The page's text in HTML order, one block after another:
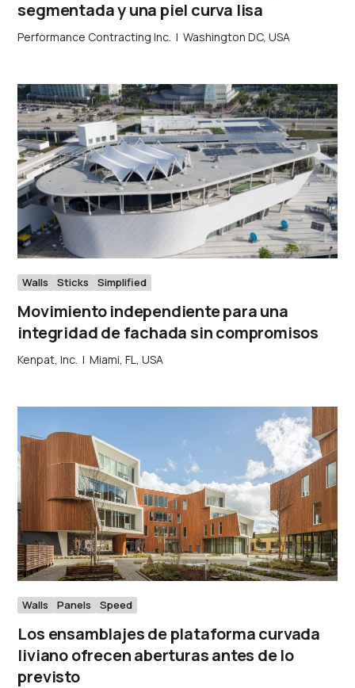
segmentada y una piel curva lisa
Performance Contracting Inc. |Washington DC, USA
Walls Sticks Simplified
Movimiento independiente para una
integridad de fachada sin compromisos
Kenpat, Inc. |Miami, FL, USA
Walls Panels Speed
Los ensamblajes de plataforma curvada
liviano ofrecen aberturas antes de lo
previsto